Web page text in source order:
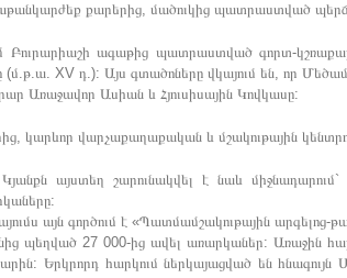
քարերից, մածուկից պատրաստված
Բուրարիաշի ագաթից պատրաստված գորտ-
XV դ.): Այս գտածոները վկայում են, որ
Առաջավոր Ասիան և Հյուսիսային Կովկասը:
կարևոր վարչաքաղաքական և մշակութային
այստեղ շարունակվել է նաև միջնադարում`
այն գործում է «Պատմամշակութային
պեղված 27 000-ից ավել առարկաներ: Առաջին
Երկրորդ հարկում ներկայացված են